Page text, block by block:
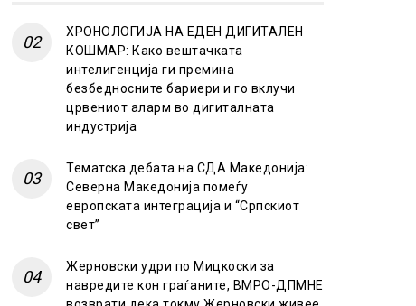
ХРОНОЛОГИЈА НА ЕДЕН ДИГИТАЛЕН
КОШМАР: Како вештачката
интелигенција ги премина
безбедносните бариери и го вклучи
црвениот аларм во дигиталната
индустрија
Тематска дебата на СДА Македонија:
Северна Македонија помеѓу
европската интеграција и “Српскиот
свет”
Жерновски удри по Мицкоски за
навредите кон граѓаните, ВМРО-ДПМНЕ